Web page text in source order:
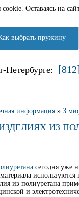
Оставаясь на
выбрать пружину
Петербурге:
информация » 3
ИЗ
сегодня уже
из полиуретана
и